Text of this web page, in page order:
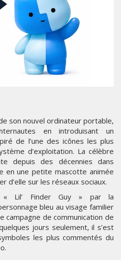
son nouvel ordinateur portable,
en introduisant un
de l’une des icônes les plus
d’exploitation. La célèbre
depuis des décennies dans
en une petite mascotte animée
d’elle sur les réseaux sociaux.
« Lil’ Finder Guy » par la
bleu au visage familier
campagne de communication de
jours seulement, il s’est
les plus commentés du